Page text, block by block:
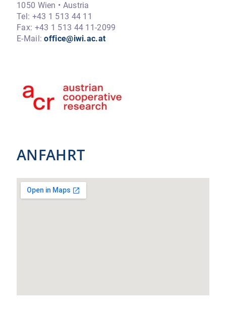
1050 Wien • Austria
Tel: +43 1 513 44 11
Fax: +43 1 513 44 11-2099
E-Mail:office@iwi.ac.at
ANFAHRT